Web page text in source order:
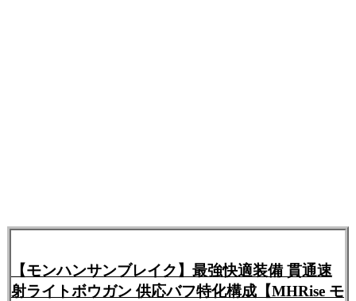
【モンハンサンブレイク】最強快適装備 貫通速
射ライトボウガン 供応バフ特化構成【MHRise モ